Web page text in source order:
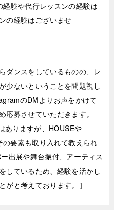
験や代行レッスンの経験は
の経験はございませ
ンスをしているものの、レ
少ないということを問題視し
のDMよりお声をかけて
募させていただきます。
ありますが、HOUSEや
要素も取り入れて教えられ
出展や舞台振付、アーティス
しているため、経験を活かし
がと考えております。］